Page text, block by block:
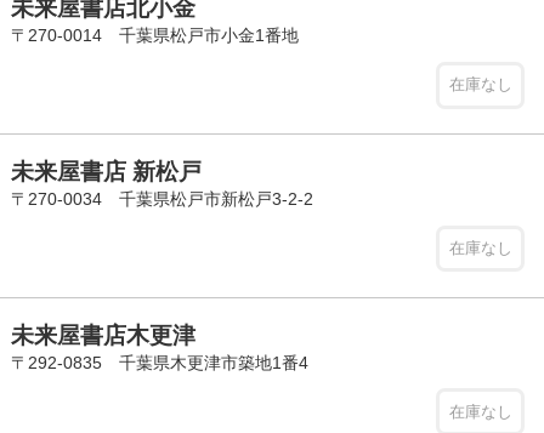
未来屋書店北小金
〒270-0014 千葉県松戸市小金1番地
在庫なし
未来屋書店 新松戸
〒270-0034 千葉県松戸市新松戸3-2-2
在庫なし
未来屋書店木更津
〒292-0835 千葉県木更津市築地1番4
在庫なし